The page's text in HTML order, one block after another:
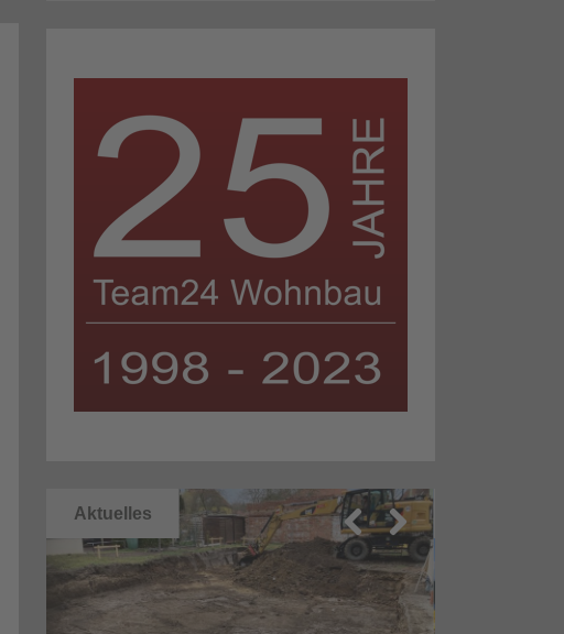
Aktuelles
Previ
ous
Next